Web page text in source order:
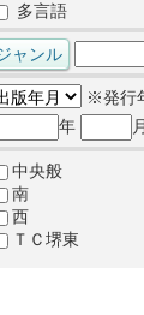
多言語
※発行
年
中央般
南
西
ＴＣ堺東